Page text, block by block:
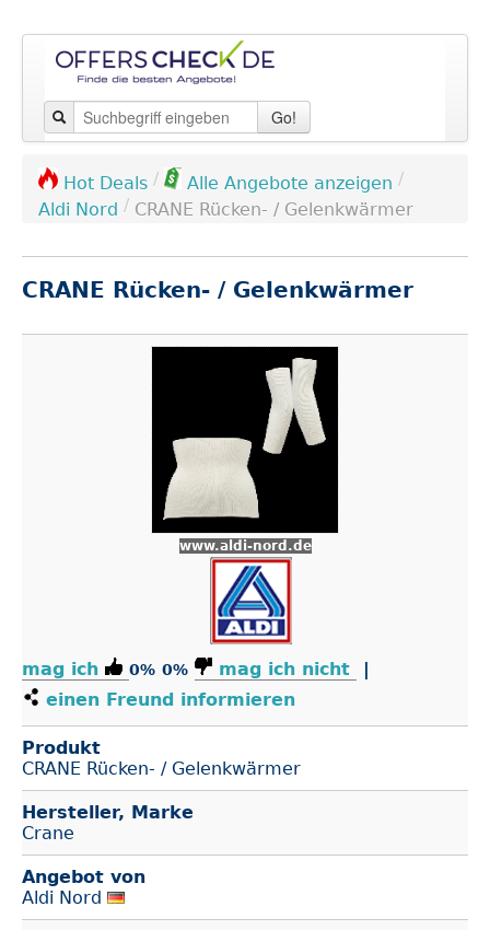
Go!
Hot Deals / Alle Angebote anzeigen /
Aldi Nord / CRANE Rücken- / Gelenkwärmer
CRANE Rücken- / Gelenkwärmer
www.aldi-nord.de
mag ich 0% 0% mag ich nicht
|
einen Freund informieren
Produkt
CRANE Rücken- / Gelenkwärmer
Hersteller, Marke
Crane
Angebot von
Aldi Nord